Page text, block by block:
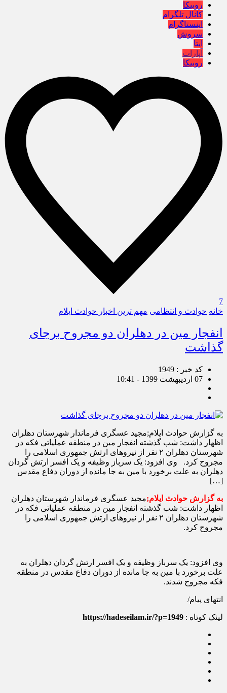
روبیکا
کانال تلگرام
اینستاگرام
سروش
ایتا
آپارات
روبیکا
7
خانه حوادث و انتظامی مهم ترین اخبار حوادث ایلام
انفجار مین در دهلران دو مجروح برجای
گذاشت
کد خبر : 1949
07 اردیبهشت 1399 - 10:41
به گزارش حوادث ایلام;مجید عسگری فرماندار شهرستان دهلران
اظهار داشت: شب گذشته انفجار مین در منطقه عملیاتی فکه در
شهرستان دهلران ۲ نفر از نیروهای ارتش جمهوری اسلامی را
مجروح کرد. وی افزود: یک سرباز وظیفه و یک افسر ارتش گردان
دهلران به علت برخورد با مین به جا مانده از دوران دفاع مقدس
[…]
به گزارش حوادث ایلام;مجید عسگری فرماندار شهرستان دهلران
اظهار داشت: شب گذشته انفجار مین در منطقه عملیاتی فکه در
شهرستان دهلران ۲ نفر از نیروهای ارتش جمهوری اسلامی را
مجروح کرد.
وی افزود: یک سرباز وظیفه و یک افسر ارتش گردان دهلران به
علت برخورد با مین به جا مانده از دوران دفاع مقدس در منطقه
فکه مجروح شدند.
انتهای پیام/
لینک کوتاه : https://hadeseilam.ir/?p=1949